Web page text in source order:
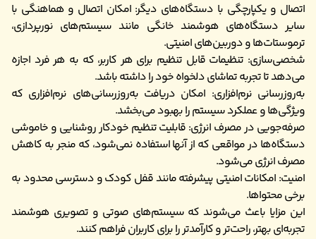
اتصال و یکپارچگی با دستگاه‌های دیگر: امکان اتصال و هماهنگی با
سایر دستگاه‌های هوشمند خانگی مانند سیستم‌های نورپردازی،
ترموستات‌ها و دوربین‌های امنیتی.
شخصی‌سازی: تنظیمات قابل تنظیم برای هر کاربر، که به هر فرد اجازه
می‌دهد تا تجربه تماشای دلخواه خود را داشته باشد.
به‌روزرسانی نرم‌افزاری: امکان دریافت به‌روزرسانی‌های نرم‌افزاری که
ویژگی‌ها و عملکرد سیستم را بهبود می‌بخشد.
صرفه‌جویی در مصرف انرژی: قابلیت تنظیم خودکار روشنایی و خاموشی
دستگاه‌ها در مواقعی که از آنها استفاده نمی‌شود، که منجر به کاهش
مصرف انرژی می‌شود.
امنیت: امکانات امنیتی پیشرفته مانند قفل کودک و دسترسی محدود به
برخی محتواها.
این مزایا باعث می‌شوند که سیستم‌های صوتی و تصویری هوشمند
تجربه‌ای بهتر، راحت‌تر و کارآمدتر را برای کاربران فراهم کنند.